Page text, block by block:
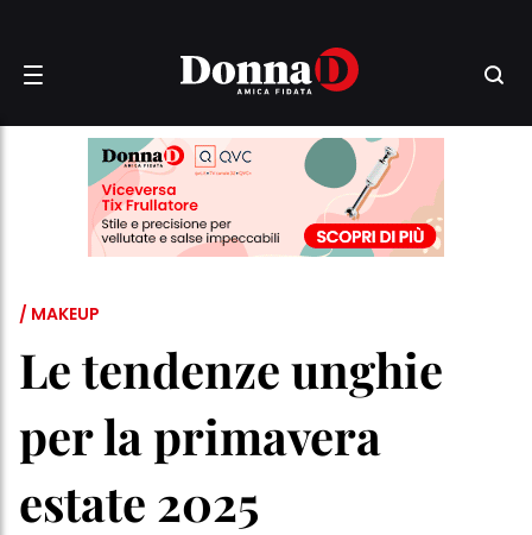
/ MAKEUP
Le tendenze unghie
per la primavera
estate 2025